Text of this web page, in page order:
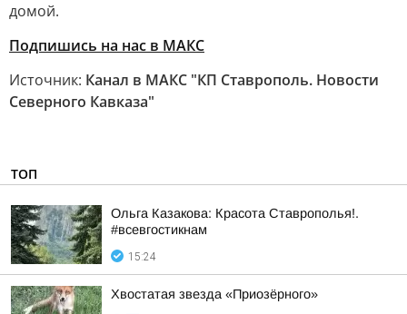
домой.
Подпишись на нас в МАКС
Источник: Канал в МАКС "КП Ставрополь. Новости
Северного Кавказа"
ТОП
Ольга Казакова: Красота Ставрополья!.
#всевгостикнам
15:24
Хвостатая звезда «Приозёрного»